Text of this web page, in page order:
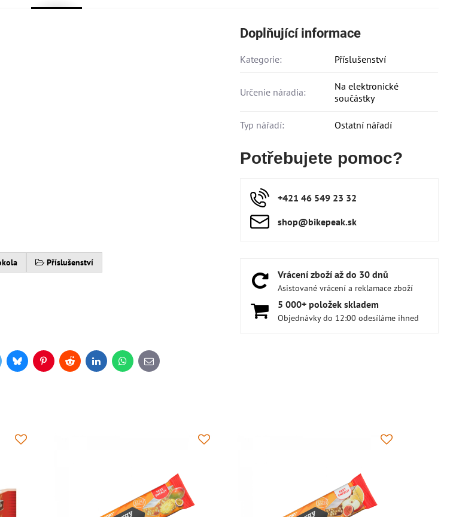
Příslušenství
Doplňující informace
Kategorie: Příslušenství
Určenie náradia:
Na elektronické
součástky
Typ nářadí: Ostatní nářadí
Potřebujete pomoc?
+421 46 549 23 32
shop​@bikepeak​.sk
Vrácení zboží až do 30 dnů
Asistované vrácení a reklamace zboží
5 000+ položek skladem
Objednávky do 12:00 odesíláme ihned
BlueskyPinterestRedditLinkedInWhatsApp
E-
mail